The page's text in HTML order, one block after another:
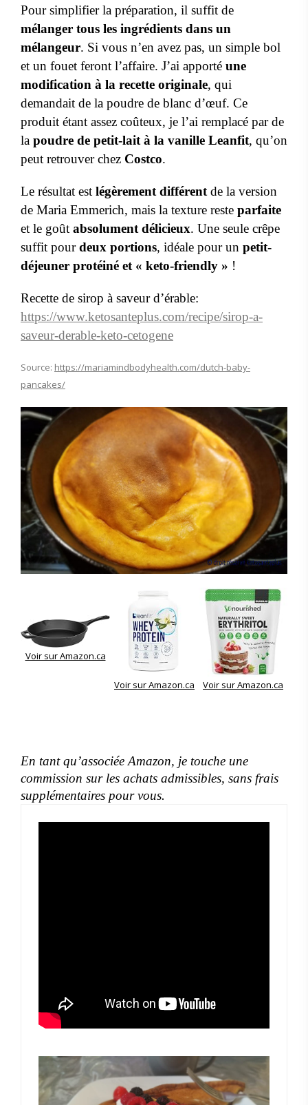
Pour simplifier la préparation, il suffit de
mélanger tous les ingrédients dans un
mélangeur. Si vous n’en avez pas, un simple bol
et un fouet feront l’affaire. J’ai apporté une
modification à la recette originale, qui
demandait de la poudre de blanc d’œuf. Ce
produit étant assez coûteux, je l’ai remplacé par de
la poudre de petit-lait à la vanille Leanfit, qu’on
peut retrouver chez Costco.
Le résultat est légèrement différent de la version
de Maria Emmerich, mais la texture reste parfaite
et le goût absolument délicieux. Une seule crêpe
suffit pourdeux portions, idéale pour un petit-
déjeuner protéiné et « keto-friendly » !
Recette de sirop à saveur d’érable:
https://www.ketosanteplus.com/recipe/sirop-a-
saveur-derable-keto-cetogene
Source: https://mariamindbodyhealth.com/dutch-baby-
pancakes/
Voir sur Amazon.ca
Voir sur Amazon.ca Voir sur Amazon.ca
En tant qu’associée Amazon, je touche une
commission sur les achats admissibles, sans frais
supplémentaires pour vous.